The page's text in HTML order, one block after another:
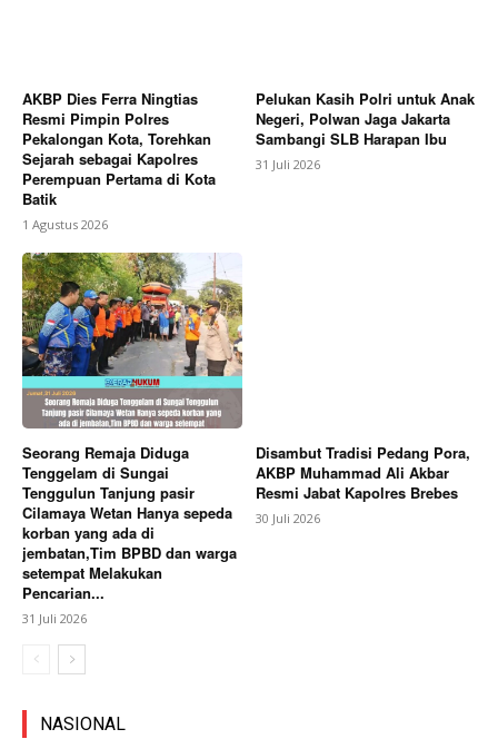
AKBP Dies Ferra Ningtias
Resmi Pimpin Polres
Pekalongan Kota, Torehkan
Sejarah sebagai Kapolres
Perempuan Pertama di Kota
Batik
1 Agustus 2026
Pelukan Kasih Polri untuk Anak
Negeri, Polwan Jaga Jakarta
Sambangi SLB Harapan Ibu
31 Juli 2026
Seorang Remaja Diduga
Tenggelam di Sungai
Tenggulun Tanjung pasir
Cilamaya Wetan Hanya sepeda
korban yang ada di
jembatan,Tim BPBD dan warga
setempat Melakukan
Pencarian...
31 Juli 2026
Disambut Tradisi Pedang Pora,
AKBP Muhammad Ali Akbar
Resmi Jabat Kapolres Brebes
30 Juli 2026
NASIONAL